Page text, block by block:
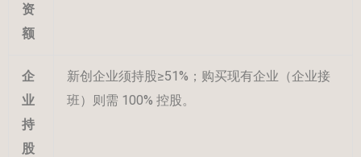
资
额
企
业
持
股
新创企业须持股≥51%；购买现有企业（企业接
班）则需 100% 控股。